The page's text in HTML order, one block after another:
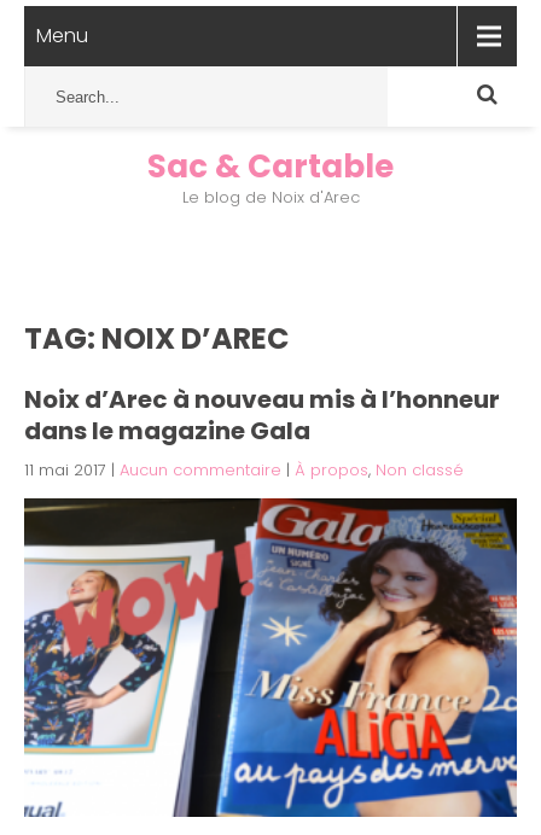
Menu
Sac & Cartable
Le blog de Noix d'Arec
TAG: NOIX D’AREC
Noix d’Arec à nouveau mis à l’honneur
dans le magazine Gala
11 mai 2017 | Aucun commentaire | À propos, Non classé